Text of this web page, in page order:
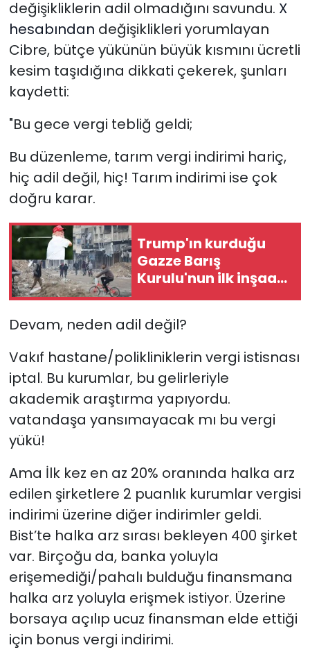
değişikliklerin adil olmadığını savundu. X
hesabından değişiklikleri yorumlayan
Cibre, bütçe yükünün büyük kısmını ücretli
kesim taşıdığına dikkati çekerek, şunları
kaydetti:
"Bu gece vergi tebliğ geldi;
Bu düzenleme, tarım vergi indirimi hariç,
hiç adil değil, hiç! Tarım indirimi ise çok
doğru karar.
Trump'ın kurduğu
Gazze Barış
Kurulu'nun ilk inşaat
sözleşmesi
inşa edilecek
Devam, neden adil değil?
Vakıf hastane/polikliniklerin vergi istisnası
iptal. Bu kurumlar, bu gelirleriyle
akademik araştırma yapıyordu.
vatandaşa yansımayacak mı bu vergi
yükü!
Ama İlk kez en az 20% oranında halka arz
edilen şirketlere 2 puanlık kurumlar vergisi
indirimi üzerine diğer indirimler geldi.
Bist’te halka arz sırası bekleyen 400 şirket
var. Birçoğu da, banka yoluyla
erişemediği/pahalı bulduğu finansmana
halka arz yoluyla erişmek istiyor. Üzerine
borsaya açılıp ucuz finansman elde ettiği
için bonus vergi indirimi.